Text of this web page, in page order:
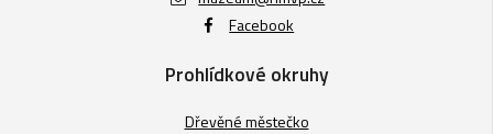
Facebook
Prohlídkové okruhy
Dřevěné městečko